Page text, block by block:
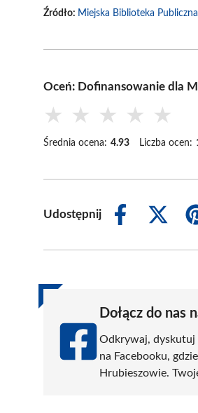
Źródło: Miejska Biblioteka
Oceń: Dofinansowanie dla
★ ★ ★ ★ ★
Średnia ocena: 4.93 Liczba ocen:
Udostępnij
Share
Share
(Twitter)
Dołącz do nas
Odkrywaj, dyskutuj
na Facebooku,
Hrubieszowie.